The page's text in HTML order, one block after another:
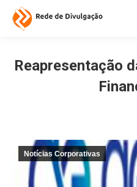
Reapresentação
Notícias Corporativas